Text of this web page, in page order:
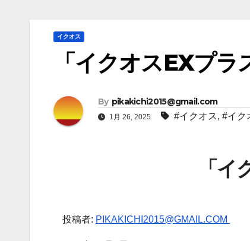
イクオス
「イクオスEXプ
By pikakichi2015@gmail.com
1月 26, 2025 #イクオス, #イク
「
投稿者: PIKAKICHI2015@GMAIL.COM